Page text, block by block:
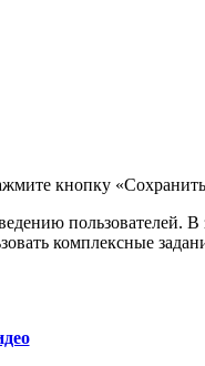
кнопку
пользователей.
комплексные